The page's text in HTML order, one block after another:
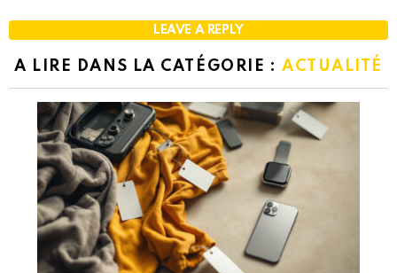
LEAVE A REPLY
A LIRE DANS LA CATÉGORIE : ACTUALITÉ